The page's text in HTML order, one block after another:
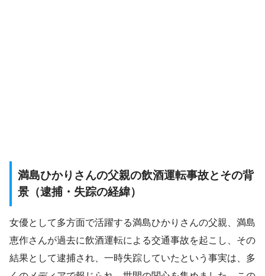
満島ひかりさんの父親の飲酒運転事故とその背
景（逮捕・失踪の経緯）
女優として多方面で活躍する満島ひかりさんの父親、満島
恵作さんが過去に飲酒運転による交通事故を起こし、その
結果として逮捕され、一時失踪していたという事実は、多